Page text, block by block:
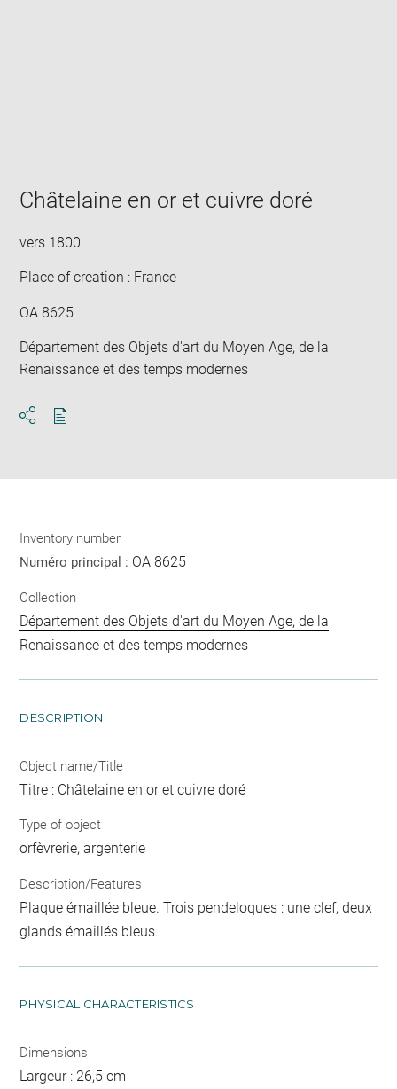
window
Châtelaine en or et cuivre doré
vers 1800
Place of creation : France
OA 8625
Département des Objets d'art du Moyen Age, de la
Renaissance et des temps modernes
Inventory number
Numéro principal : OA 8625
Collection
Département des Objets d'art du Moyen Age, de la
Renaissance et des temps modernes
DESCRIPTION
Object name/Title
Titre : Châtelaine en or et cuivre doré
Type of object
orfèvrerie, argenterie
Description/Features
Plaque émaillée bleue. Trois pendeloques : une clef, deux
glands émaillés bleus.
PHYSICAL CHARACTERISTICS
Dimensions
Largeur : 26,5 cm